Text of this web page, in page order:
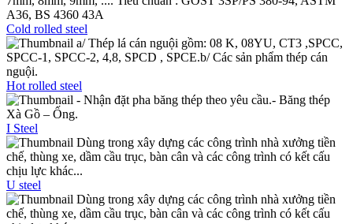
A36, BS 4360 43A
Cold rolled steel
a/ Thép lá cán nguội gồm: 08 K, 08YU, CT3 ,SPCC,
SPCC-1, SPCC-2, 4,8, SPCD , SPCE.b/ Các sản phẩm thép cán
nguội.
Hot rolled steel
- Nhận đặt pha băng thép theo yêu cầu.- Băng thép
Xà Gồ – Ống.
I Steel
Dùng trong xây dựng các công trình nhà xưởng tiền
chế, thùng xe, dầm cầu trục, bàn cân và các công trình có kết cấu
chịu lực khác...
U steel
Dùng trong xây dựng các công trình nhà xưởng tiền
chế, thùng xe, dầm cầu trục, bàn cân và các công trình có kết cấu